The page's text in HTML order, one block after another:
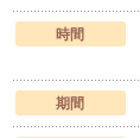
時間
期間